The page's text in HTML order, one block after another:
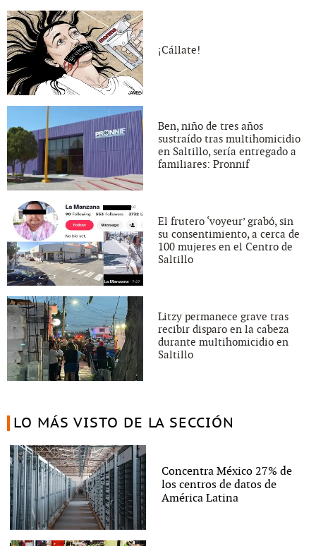
¡Cállate!
Ben, niño de tres años
sustraído tras multihomicidio
en Saltillo, sería entregado a
familiares: Pronnif
El frutero ‘voyeur’ grabó, sin
su consentimiento, a cerca de
100 mujeres en el Centro de
Saltillo
Litzy permanece grave tras
recibir disparo en la cabeza
durante multihomicidio en
Saltillo
LO MÁS VISTO DE LA SECCIÓN
Concentra México 27% de
los centros de datos de
América Latina